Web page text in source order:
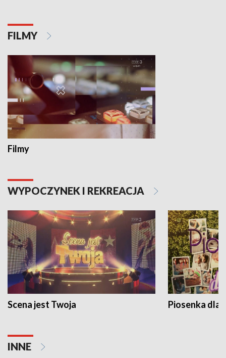
FILMY
Filmy
WYPOCZYNEK I REKREACJA
Scena jest Twoja Piosenka dla
INNE